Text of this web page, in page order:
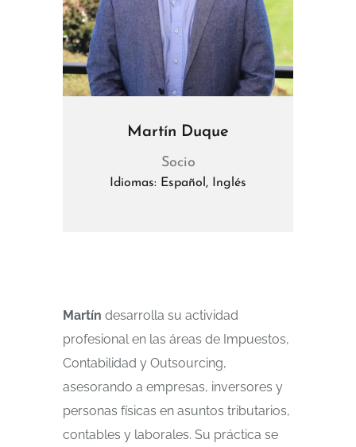
Martín Duque
Socio
Idiomas: Español, Inglés
Martín desarrolla su actividad
profesional en las áreas de Impuestos,
Contabilidad y Outsourcing,
asesorando a empresas, inversores y
personas físicas en asuntos tributarios,
contables y laborales. Su práctica se